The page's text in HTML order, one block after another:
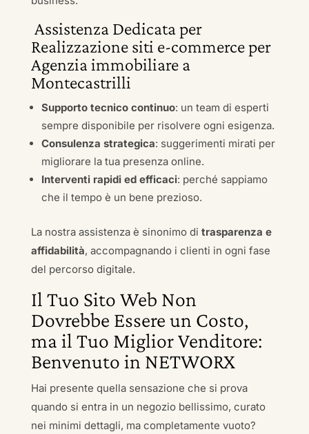
Assistenza Dedicata per
Realizzazione siti e-commerce per
Agenzia immobiliare a
Montecastrilli
Supporto tecnico continuo: un team di esperti
sempre disponibile per risolvere ogni esigenza.
Consulenza strategica: suggerimenti mirati per
migliorare la tua presenza online.
Interventi rapidi ed efficaci: perché sappiamo
che il tempo è un bene prezioso.
La nostra assistenza è sinonimo di trasparenza e
affidabilità, accompagnando i clienti in ogni fase
del percorso digitale.
Il Tuo Sito Web Non
Dovrebbe Essere un Costo,
ma il Tuo Miglior Venditore:
Benvenuto in NETWORX
Hai presente quella sensazione che si prova
quando si entra in un negozio bellissimo, curato
nei minimi dettagli, ma completamente vuoto?